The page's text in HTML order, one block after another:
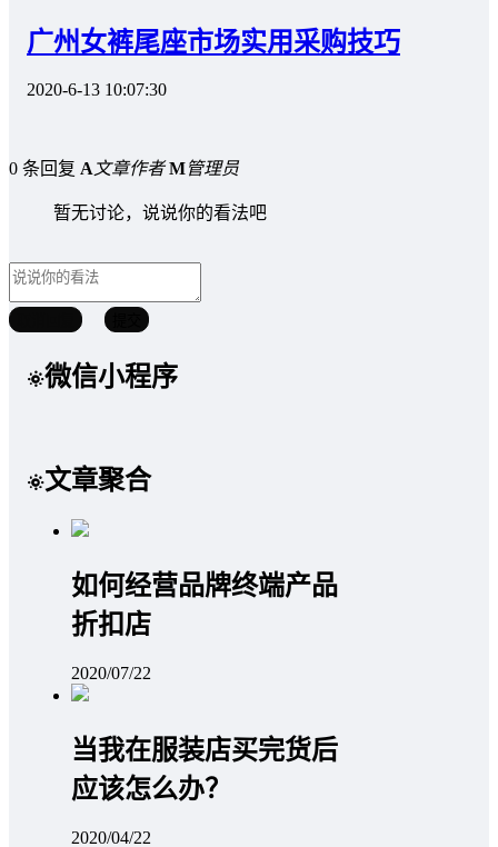
广州女裤尾座市场实用采购技巧
2020-6-13 10:07:30
0 条回复 A文章作者 M管理员
暂无讨论，说说你的看法吧
微信小程序
文章聚合
如何经营品牌终端产品
折扣店
2020/07/22
当我在服装店买完货后
应该怎么办？
2020/04/22